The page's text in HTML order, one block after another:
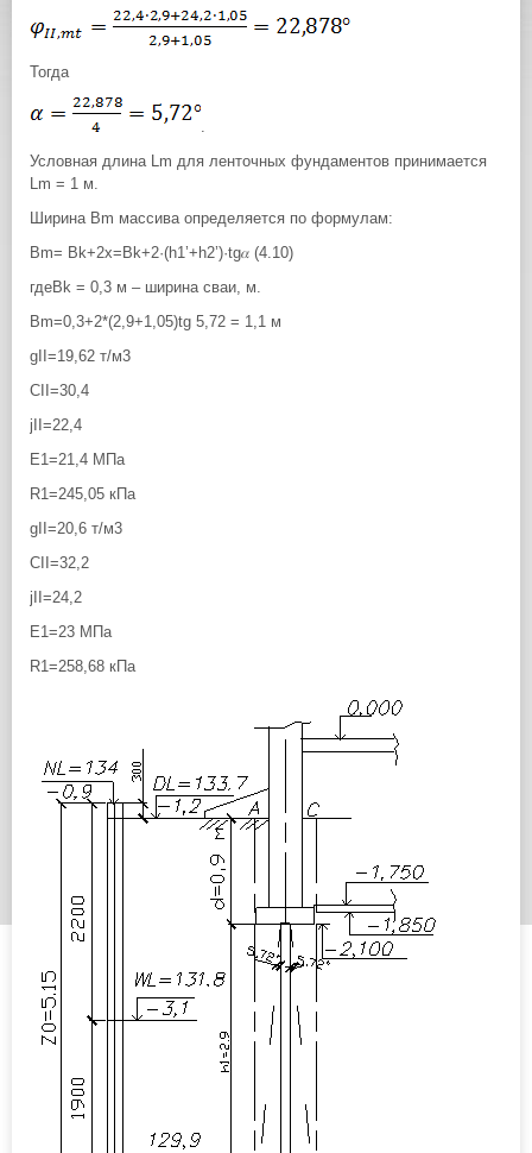
Тогда
.
Условная длина Lm для ленточных фундаментов принимается
Lm = 1 м.
Ширина Bm массива определяется по формулам:
Bm= Bk+2x=Bk+2·(h1’+h2’)·tg𝛼 (4.10)
гдеBk = 0,3 м – ширина сваи, м.
Bm=0,3+2*(2,9+1,05)tg 5,72 = 1,1 м
gII=19,62 т/м3
СII=30,4
jII=22,4
Е1=21,4 МПа
R1=245,05 кПа
gII=20,6 т/м3
СII=32,2
jII=24,2
Е1=23 МПа
R1=258,68 кПа